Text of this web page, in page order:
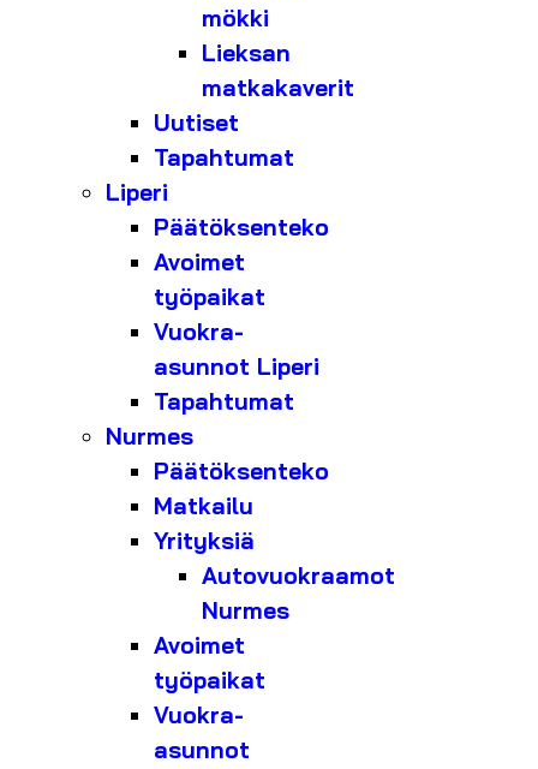
mökki
Lieksan
matkakaverit
Uutiset
Tapahtumat
Liperi
Päätöksenteko
Avoimet
työpaikat
Vuokra-
asunnot Liperi
Tapahtumat
Nurmes
Päätöksenteko
Matkailu
Yrityksiä
Autovuokraamot
Nurmes
Avoimet
työpaikat
Vuokra-
asunnot